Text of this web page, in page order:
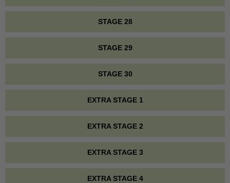
STAGE 28
STAGE 29
STAGE 30
EXTRA STAGE 1
EXTRA STAGE 2
EXTRA STAGE 3
EXTRA STAGE 4